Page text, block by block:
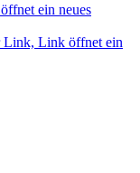
ein neues
Link, Link öffnet ein